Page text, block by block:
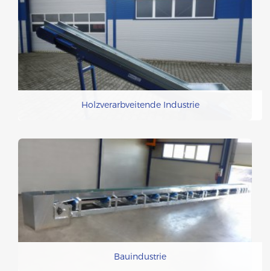
Holzverarbveitende Industrie
Bauindustrie